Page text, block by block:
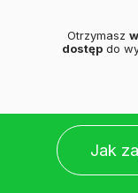
Otrzymasz
dostęp do
Jak